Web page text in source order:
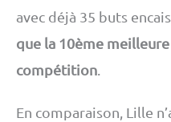
avec déjà 35 buts
que la 10ème
compétition.
En comparaison, Lille